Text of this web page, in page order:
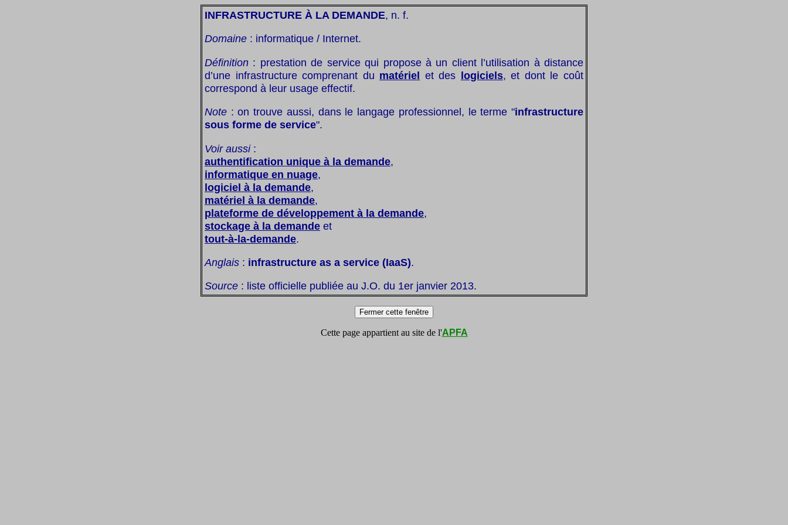
INFRASTRUCTURE À LA DEMANDE, n. f.
Domaine : informatique / Internet.
Définition : prestation de service qui propose à un client l’utilisation à distance
d’une infrastructure comprenant du matériel et des logiciels, et dont le coût
correspond à leur usage effectif.
Note : on trouve aussi, dans le langage professionnel, le terme "infrastructure
sous forme de service".
Voir aussi:
authentification unique à la demande,
informatique en nuage,
logiciel à la demande,
matériel à la demande,
plateforme de développement à la demande,
stockage à la demande et
tout-à-la-demande.
Anglais : infrastructure as a service (IaaS).
Source : liste officielle publiée au J.O. du 1er janvier 2013.
Cette page appartient au site de l'APFA